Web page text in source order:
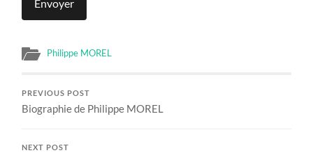
Philippe MOREL
PREVIOUS POST
Biographie de Philippe MOREL
NEXT POST